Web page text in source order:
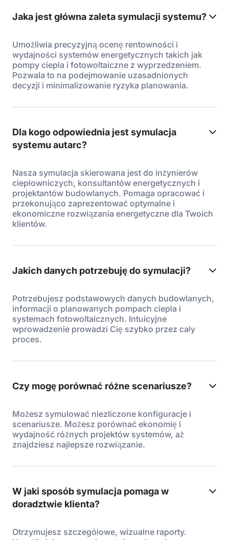
Jaka jest główna zaleta symulacji systemu?
Umożliwia precyzyjną ocenę rentowności i
wydajności systemów energetycznych takich jak
pompy ciepła i fotowoltaiczne z wyprzedzeniem.
Pozwala to na podejmowanie uzasadnionych
decyzji i minimalizowanie ryzyka planowania.
Dla kogo odpowiednia jest symulacja
systemu autarc?
Nasza symulacja skierowana jest do inżynierów
ciepłowniczych, konsultantów energetycznych i
projektantów budowlanych. Pomaga opracować i
przekonująco zaprezentować optymalne i
ekonomiczne rozwiązania energetyczne dla Twoich
klientów.
Jakich danych potrzebuję do symulacji?
Potrzebujesz podstawowych danych budowlanych,
informacji o planowanych pompach ciepła i
systemach fotowoltaicznych. Intuicyjne
wprowadzenie prowadzi Cię szybko przez cały
proces.
Czy mogę porównać różne scenariusze?
Możesz symulować niezliczone konfiguracje i
scenariusze. Możesz porównać ekonomię i
wydajność różnych projektów systemów, aż
znajdziesz najlepsze rozwiązanie.
W jaki sposób symulacja pomaga w
doradztwie klienta?
Otrzymujesz szczegółowe, wizualne raporty.